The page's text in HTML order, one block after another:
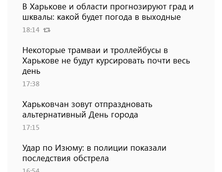
В Харькове и области прогнозируют град и
шквалы: какой будет погода в выходные
18:14
Некоторые трамваи и троллейбусы в
Харькове не будут курсировать почти весь
день
17:38
Харьковчан зовут отпраздновать
альтернативный День города
17:15
Удар по Изюму: в полиции показали
последствия обстрела